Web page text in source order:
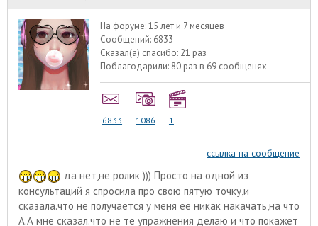
На форуме:15 лет и 7 месяцев
Сообщений: 6833
Сказал(а) спасибо: 21 раз
Поблагодарили: 80 раз в 69 сообщенях
6833 1086 1
ссылка на сообщение
да нет,не ролик ))) Просто на одной из
консультаций я спросила про свою пятую точку,и
сказала.что не получается у меня ее никак накачать,на что
А.А мне сказал.что не те упражнения делаю и что покажет